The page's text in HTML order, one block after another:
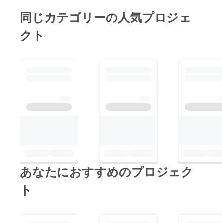
同じカテゴリーの人気プロジェ
クト
あなたにおすすめのプロジェク
ト